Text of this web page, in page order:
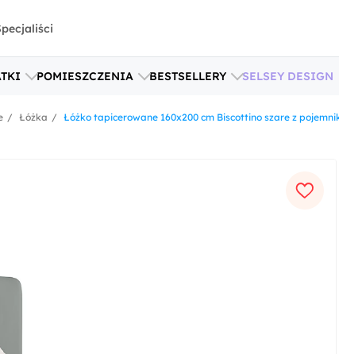
POMIESZCZENIA BESTSELLERY SELSEY DESIGN
Łóżko tapicerowane 160x200 cm Biscottino szare z
Łóżka